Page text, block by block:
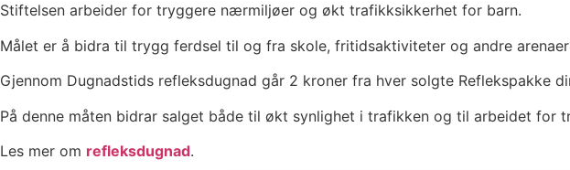
Stiftelsen arbeider for tryggere nærmiljøer og økt trafikksikkerhet for barn.
Målet er å bidra til trygg ferdsel til og fra skole, fritidsaktiviteter og andre
Gjennom Dugnadstids refleksdugnad går 2 kroner fra hver solgte Reflekspakke
På denne måten bidrar salget både til økt synlighet i trafikken og til arbeidet for
Les mer om refleksdugnad.